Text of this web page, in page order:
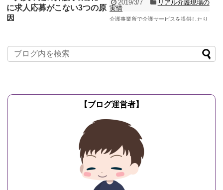
に求人応募がこない3つの原
因
多くの介護事業所で介護職員等の介護人
材が不足しています。 その理由を簡単に
言ってしまえば 「介護業界全体がブラッ
2019/3/7
リアル介護現場の
実情
介護事業所で介護サービスを提供したり
記事を読む
【ブログ運営者】